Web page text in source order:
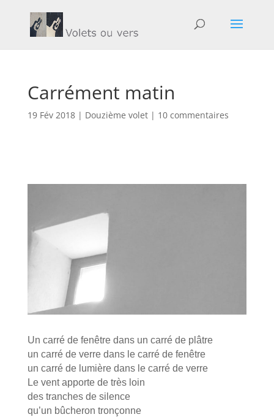
Carrément matin
19 Fév 2018| Douzième volet| 10 commentaires
Un carré de fenêtre dans un carré de plâtre
un carré de verre dans le carré de fenêtre
un carré de lumière dans le carré de verre
Le vent apporte de très loin
des tranches de silence
qu’un bûcheron tronçonne